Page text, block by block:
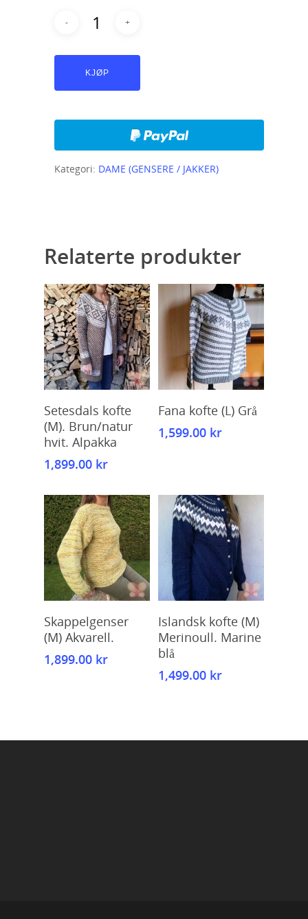
KJØP
Kategori: DAME (GENSERE / JAKKER)
Relaterte produkter
Kjøp
Setesdals kofte
(M). Brun/natur
hvit. Alpakka
1,899.00 kr
Fana kofte (L) Grå
1,599.00 kr
Skappelgenser
(M) Akvarell.
1,899.00 kr
Kjøp
Islandsk kofte (M)
Merinoull. Marine
blå
1,499.00 kr